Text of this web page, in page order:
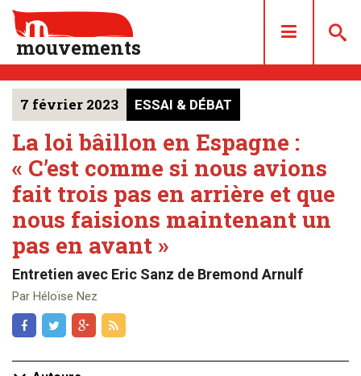
mouvements
DOSSIERS
ARTICLES
LES NUMÉROS
QUI SOMMES NOUS ?
ACHAT/ABONNEMENT
CONTACT
7 février 2023 ESSAI & DÉBAT
La loi bâillon en Espagne :
« C’est comme si nous avions
fait trois pas en arrière et que
nous faisions maintenant un
pas en avant »
Entretien avec Eric Sanz de Bremond Arnulf
Par Héloïse Nez